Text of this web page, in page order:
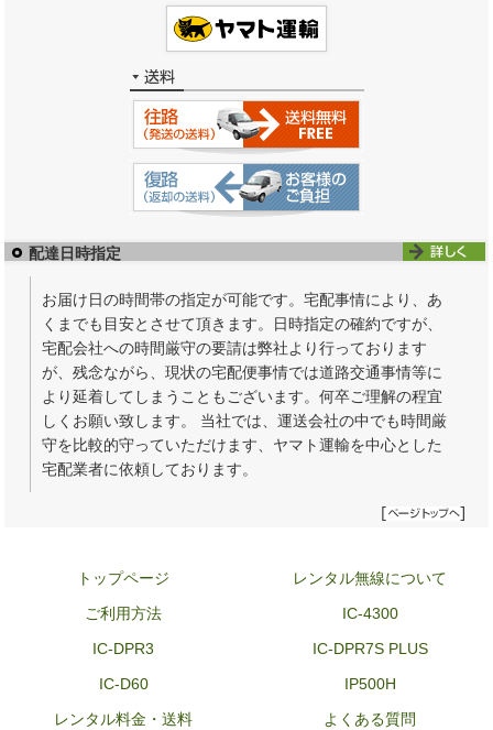
配達日時指定
お届け日の時間帯の指定が可能です。宅配事情により、あ
くまでも目安とさせて頂きます。日時指定の確約ですが、
宅配会社への時間厳守の要請は弊社より行っております
が、残念ながら、現状の宅配便事情では道路交通事情等に
より延着してしまうこともございます。何卒ご理解の程宜
しくお願い致します。 当社では、運送会社の中でも時間厳
守を比較的守っていただけます、ヤマト運輸を中心とした
宅配業者に依頼しております。
トップページ
レンタル無線について
ご利用方法
IC-4300
IC-DPR3
IC-DPR7S PLUS
IC-D60
IP500H
レンタル料金・送料
よくある質問